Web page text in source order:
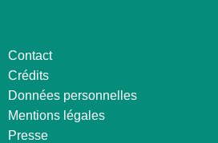
Contact
Crédits
Données personnelles
Mentions légales
Presse